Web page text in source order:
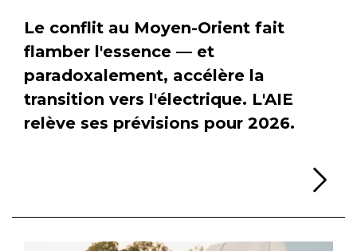
Le conflit au Moyen-Orient fait
flamber l'essence — et
paradoxalement, accélère la
transition vers l'électrique. L'AIE
relève ses prévisions pour 2026.